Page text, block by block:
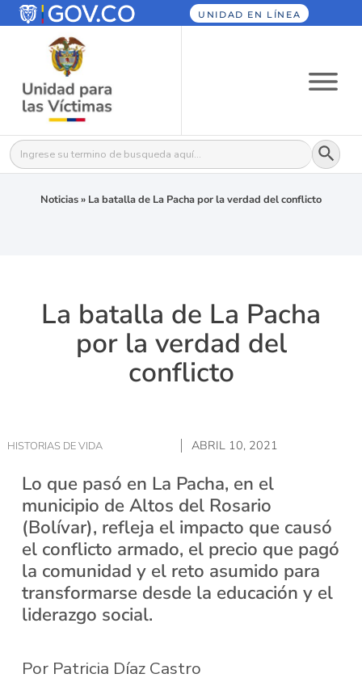
UNIDAD EN LÍNEA
Buscar: Botón
Noticias» La batalla de La Pacha por la verdad del conflicto
La batalla de La Pacha
por la verdad del
conflicto
HISTORIAS DE VIDA ABRIL 10, 2021
Lo que pasó en La Pacha, en el
municipio de Altos del Rosario
(Bolívar), refleja el impacto que causó
el conflicto armado, el precio que pagó
la comunidad y el reto asumido para
transformarse desde la educación y el
liderazgo social.
Por Patricia Díaz Castro